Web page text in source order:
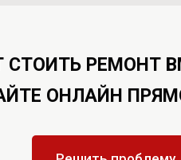
СТОИТЬ РЕМОНТ
ОНЛАЙН